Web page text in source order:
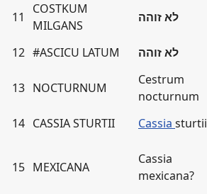
11
COSTKUM
MILGANS
לא זוהה
12 #ASCICU LATUM לא זוהה
13 NOCTURNUM
Cestrum
nocturnum
14 CASSIA STURTII Cassia sturtii
15 MEXICANA
Cassia
mexicana?